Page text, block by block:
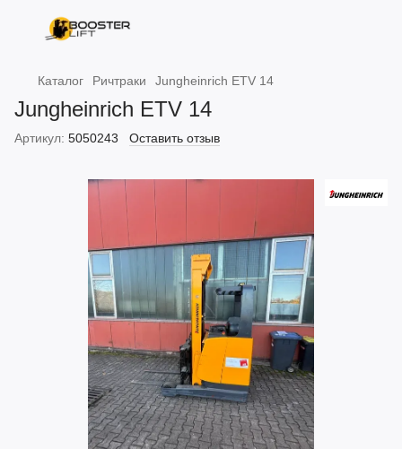
Каталог Ричтраки Jungheinrich ETV 14
Jungheinrich ETV 14
Артикул: 5050243 Оставить отзыв